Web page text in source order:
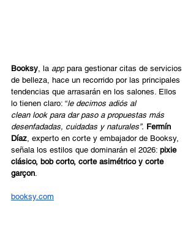
Booksy, la app para gestionar citas de servicios
de belleza, hace un recorrido por las principales
tendencias que arrasarán en los salones. Ellos
lo tienen claro: “le decimos adiós al
clean look para dar paso a propuestas más
desenfadadas, cuidadas y naturales”. Fermín
Díaz, experto en corte y embajador de Booksy,
señala los estilos que dominarán el 2026: pixie
clásico, bob corto, corte asimétrico y corte
garçon.
booksy.com